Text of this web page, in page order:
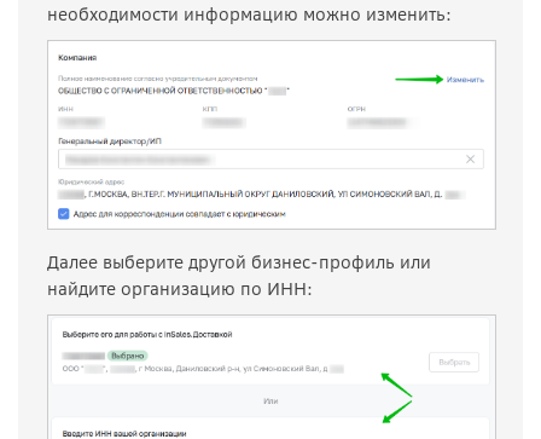
необходимости информацию можно изменить:
Далее выберите другой бизнес-профиль или
найдите организацию по ИНН: